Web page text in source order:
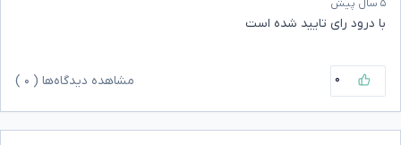
۵ سال پیش
با درود رای تایید شده است
۰ مشاهده دیدگاه‌ها ( ۰